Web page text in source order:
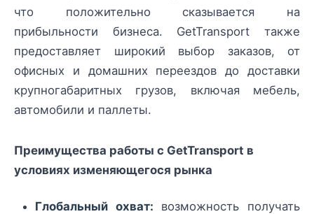
что положительно сказывается на
прибыльности бизнеса. GetTransport также
предоставляет широкий выбор заказов, от
офисных и домашних переездов до доставки
крупногабаритных грузов, включая мебель,
автомобили и паллеты.
Преимущества работы с GetTransport в
условиях изменяющегося рынка
Глобальный охват: возможность получать